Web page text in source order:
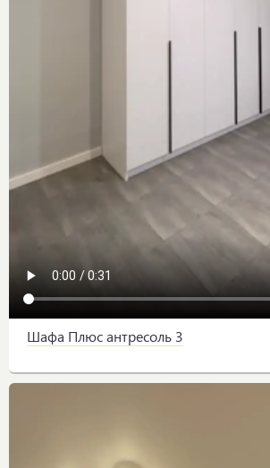
Шафа Плюс антресоль 3